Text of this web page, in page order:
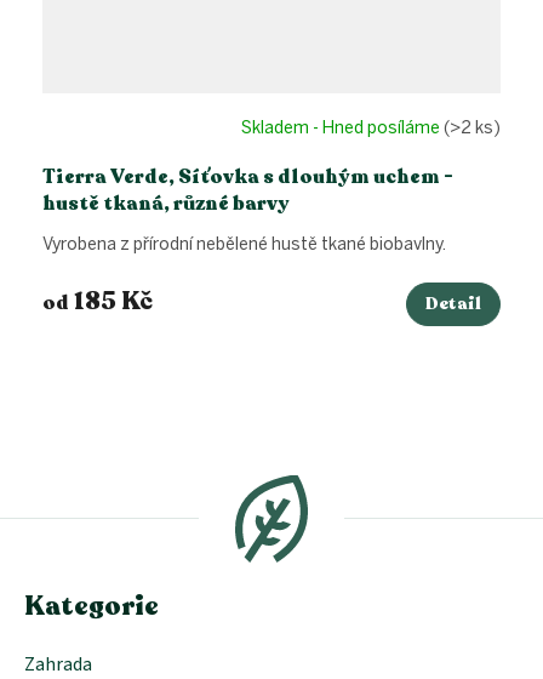
Tierra Verde, Síťovka s dlouhým uchem -
hustě tkaná, různé barvy
Skladem - Hned posíláme (>2 ks)
od 185 Kč Detail
Vyrobena z přírodní nebělené hustě tkané biobavlny.
a
Kategorie
Zahrada